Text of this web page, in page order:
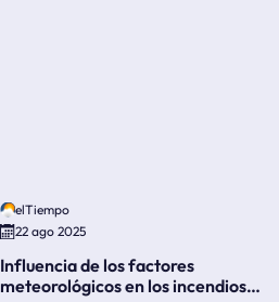
elTiempo
22 ago 2025
Influencia de los factores
meteorológicos en los incendios